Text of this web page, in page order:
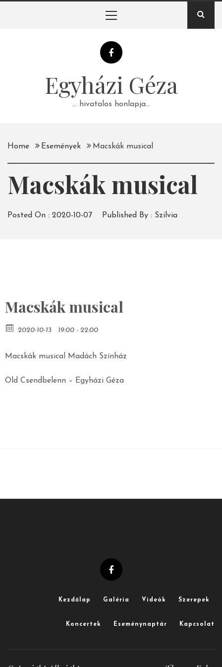
Egyházi Géza
… hivatalos honlapja…
Home Események Macskák musical
Macskák musical
Posted On : 2020-10-07 Published By : Szilvia
Macskák musical
2020-10-13 19:00 - 22:00
Macskák musical Madách Színház
Old Csendbelenn – Egyházi Géza
Kezdőlap Galéria Videók Szerepek
Koncertek Eseménynaptár Kapcsolat